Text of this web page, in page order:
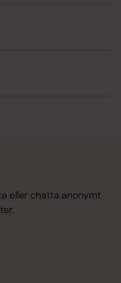
eller chatta anonymt